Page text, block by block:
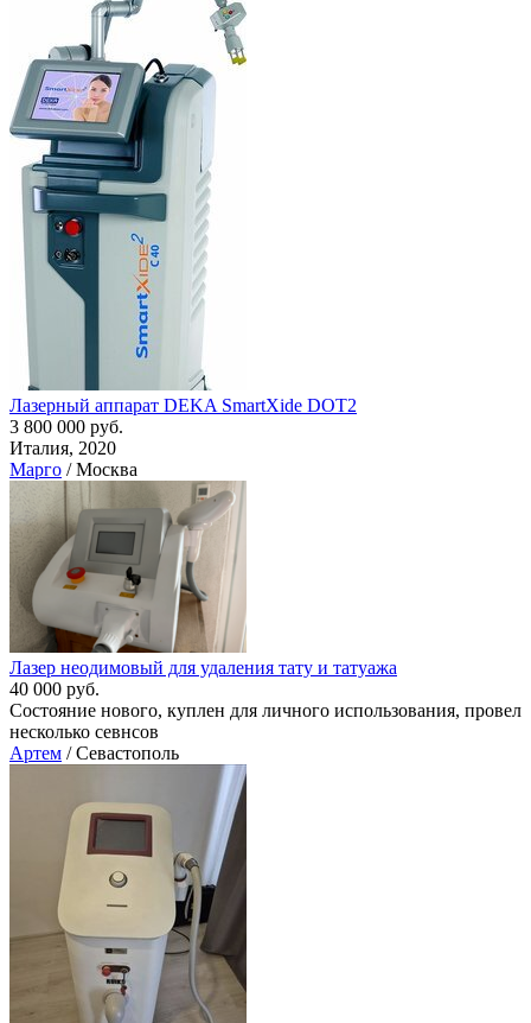
Лазерный аппарат DEKA SmartXide DOT2
3 800 000 руб.
Италия, 2020
Марго / Москва
Лазер неодимовый для удаления тату и татуажа
40 000 руб.
Состояние нового, куплен для личного использования, провел
несколько севнсов
Артем / Севастополь